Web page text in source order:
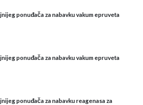
ponuđača za nabavku vakum epruveta
ponuđača za nabavku vakum epruveta
ponuđača za nabavku reagenasa za